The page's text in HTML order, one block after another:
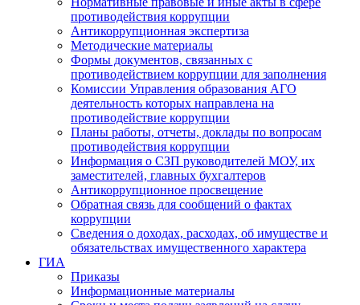
противодействия коррупции
Антикоррупционная экспертиза
Методические материалы
Формы документов, связанных с
противодействием коррупции для заполнения
Комиссии Управления образования АГО
деятельность которых направлена на
противодействие коррупции
Планы работы, отчеты, доклады по вопросам
противодействия коррупции
Информация о СЗП руководителей МОУ, их
заместителей, главных бухгалтеров
Антикоррупционное просвещение
Обратная связь для сообщений о фактах
коррупции
Сведения о доходах, расходах, об имуществе и
обязательствах имущественного характера
ГИА
Приказы
Информационные материалы